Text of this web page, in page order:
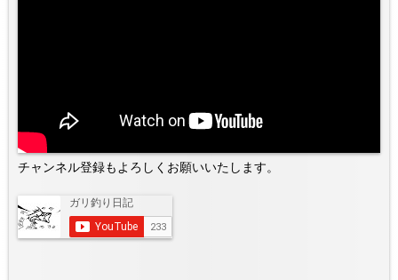
チャンネル登録もよろしくお願いいたします。